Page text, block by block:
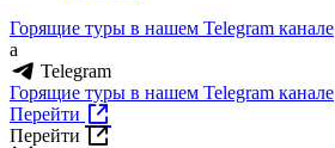
Горящие туры в нашем Telegram канале
a
Telegram
Горящие туры в нашем Telegram канале
Перейти
Перейти